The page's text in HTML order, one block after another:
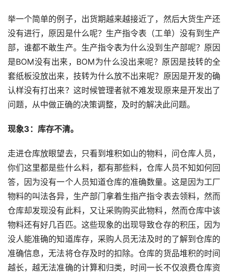
举一个简单的例子，出货期越来越接近了，然后大货生产还
没有进行，原因是什么呢？生产指令表（工单）没有到生产
部，谁都不敢生产。生产指令表为什么没到生产部呢？原因
是BOM没有出来，BOM为什么没出来呢？原因是技转的全
套纸板没放出来，技转为什么放不出来呢？原因是开发的确
认样没有打出来？这时候管理者就不难发现原来是开发出了
问题，从中做正确的决策调整，及时的解决此问题。
现象3：库存不清。
走进仓库放眼望去，只看到堆积如山的物料，问仓库人员，
你们这里都是些什么料，都有那些料，仓库人员不知如何回
答，因为没有一个人员知道仓库的准确数量。这是因为工厂
物料的叫法各异，生产部门拿着生指产指令表去领料，然而
仓库却发现没有此料，又让采购购买此物料，然而仓库中该
物料还有好几百匹。这些现象的出现导致仓存的积压，因为
没人能准确的知道库存，采购人员无法及时的了解到仓库的
准确信息，无法将仓存及时的扣除。仓库的货品堆积的时间
越长，越无法准确的计算和归类，时间一长不仅浪费仓库资